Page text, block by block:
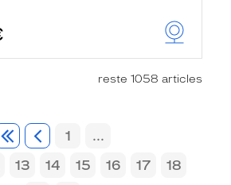
reste 1058 articles
1
...
13 14 15 16 17
18